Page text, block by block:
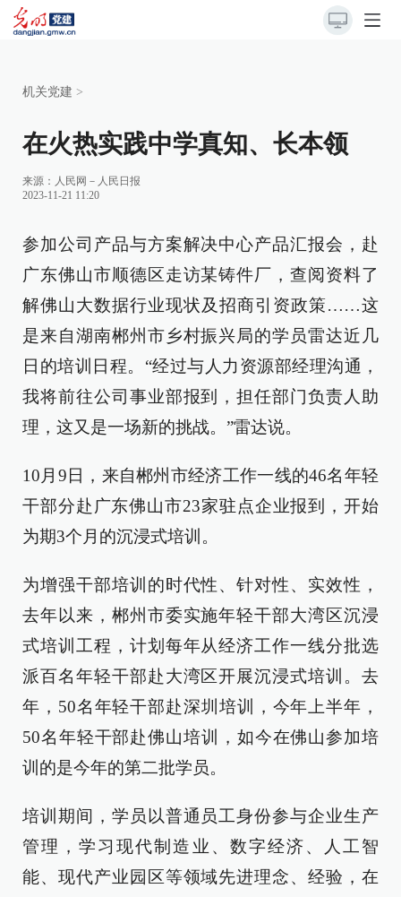
机关党建 >
在火热实践中学真知、长本领
来源： 人民网－人民日报
2023-11-21 11:20
参加公司产品与方案解决中心产品汇报会，赴
广东佛山市顺德区走访某铸件厂，查阅资料了
解佛山大数据行业现状及招商引资政策……这
是来自湖南郴州市乡村振兴局的学员雷达近几
日的培训日程。“经过与人力资源部经理沟通，
我将前往公司事业部报到，担任部门负责人助
理，这又是一场新的挑战。”雷达说。
10月9日，来自郴州市经济工作一线的46名年轻
干部分赴广东佛山市23家驻点企业报到，开始
为期3个月的沉浸式培训。
为增强干部培训的时代性、针对性、实效性，
去年以来，郴州市委实施年轻干部大湾区沉浸
式培训工程，计划每年从经济工作一线分批选
派百名年轻干部赴大湾区开展沉浸式培训。去
年，50名年轻干部赴深圳培训，今年上半年，
50名年轻干部赴佛山培训，如今在佛山参加培
训的是今年的第二批学员。
培训期间，学员以普通员工身份参与企业生产
管理，学习现代制造业、数字经济、人工智
能、现代产业园区等领域先进理念、经验，在